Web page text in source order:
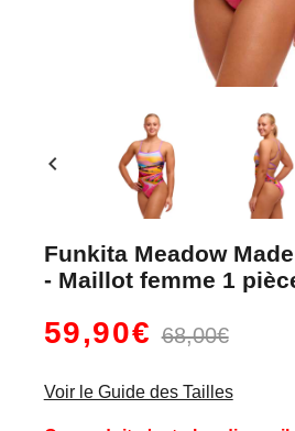
chevron_left
Funkita Meadow
- Maillot femme 1
59,90€68,00€
Voir le Guide des Tailles